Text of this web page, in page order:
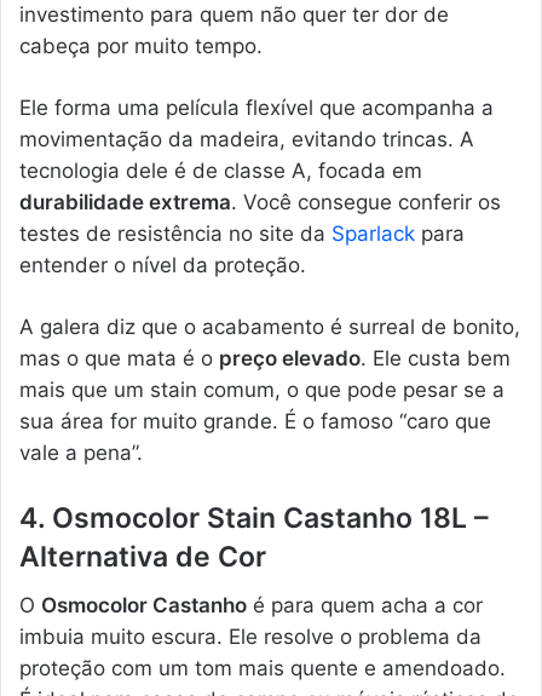
investimento para quem não quer ter dor de
cabeça por muito tempo.
Ele forma uma película flexível que acompanha a
movimentação da madeira, evitando trincas. A
tecnologia dele é de classe A, focada em
durabilidade extrema. Você consegue conferir os
testes de resistência no site da Sparlack para
entender o nível da proteção.
A galera diz que o acabamento é surreal de bonito,
mas o que mata é o preço elevado. Ele custa bem
mais que um stain comum, o que pode pesar se a
sua área for muito grande. É o famoso “caro que
vale a pena”.
4. Osmocolor Stain Castanho 18L –
Alternativa de Cor
O Osmocolor Castanho é para quem acha a cor
imbuia muito escura. Ele resolve o problema da
proteção com um tom mais quente e amendoado.